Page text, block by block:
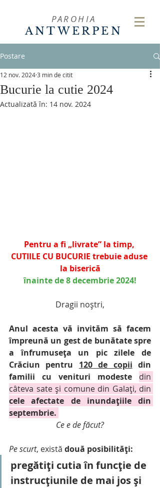
PAROHIA
ANTWERPEN
Postare
Bucurie la cutie 2024
12 nov. 20243 min de citit
Actualizată în: 14 nov. 2024
Pentru a fi „livrate” la timp,
CUTIILE CU BUCURIE trebuie aduse
la biserică
înainte de 8 decembrie 2024!
Dragii noștri,
Anul acesta vă invităm să facem
împreună un gest de bunătate spre
a înfrumuseța un pic zilele de
Crăciun pentru 120 de copii din
familii cu venituri modeste
din
cele afectate de inundațiile din
septembrie.
Ce e de făcut?
Pe scurt, există două posibilități:
pregătiți cutia în funcție de
instrucțiunile de mai jos și